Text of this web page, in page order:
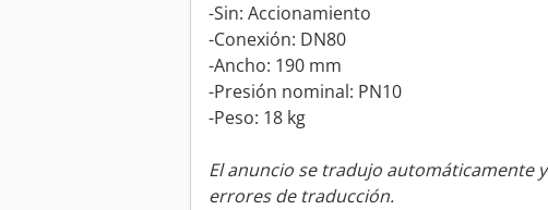
-Sin: Accionamiento
-Conexión: DN80
-Ancho: 190 mm
-Presión nominal: PN10
-Peso: 18 kg
El anuncio se tradujo automáticamente
errores de traducción.